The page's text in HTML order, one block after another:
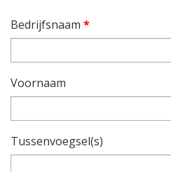
Bedrijfsnaam *
Voornaam
Tussenvoegsel(s)